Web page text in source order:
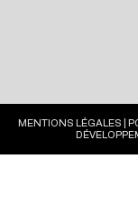
MENTIONS LÉGALES